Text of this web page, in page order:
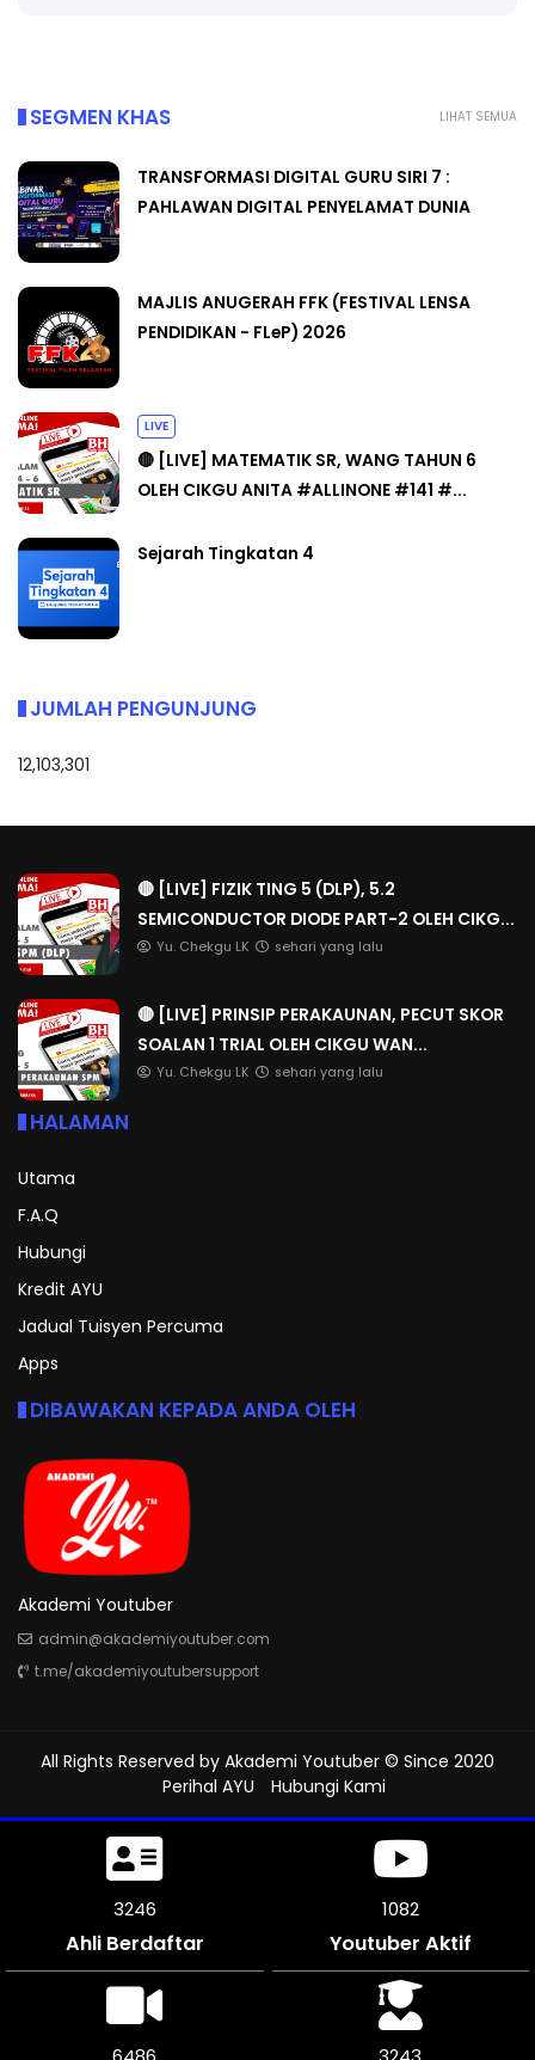
LIHAT SEMUA
SEGMEN KHAS
TRANSFORMASI DIGITAL GURU SIRI 7 :
PAHLAWAN DIGITAL PENYELAMAT DUNIA
MAJLIS ANUGERAH FFK (FESTIVAL LENSA
PENDIDIKAN - FLeP) 2026
LIVE
🔴 [LIVE] MATEMATIK SR, WANG TAHUN 6
OLEH CIKGU ANITA #ALLINONE #141 #...
Sejarah Tingkatan 4
JUMLAH PENGUNJUNG
12,103,301
🔴 [LIVE] FIZIK TING 5 (DLP), 5.2
SEMICONDUCTOR DIODE PART-2 OLEH CIKG...
Yu. Chekgu LK sehari yang lalu
🔴 [LIVE] PRINSIP PERAKAUNAN, PECUT SKOR
SOALAN 1 TRIAL OLEH CIKGU WAN...
Yu. Chekgu LK sehari yang lalu
HALAMAN
Utama
F.A.Q
Hubungi
Kredit AYU
Jadual Tuisyen Percuma
Apps
DIBAWAKAN KEPADA ANDA OLEH
Akademi Youtuber
admin@akademiyoutuber.com
t.me/akademiyoutubersupport
All Rights Reserved by Akademi Youtuber © Since 2020
Perihal AYU
Hubungi Kami
3564
Ahli Berdaftar
1188
Youtuber Aktif